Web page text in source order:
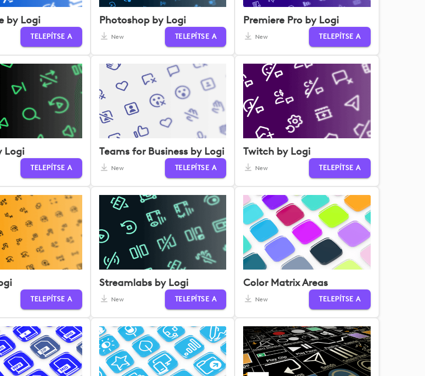
by Logi
TELEPÍTSE A
Photoshop by Logi
New TELEPÍTSE A
Premiere Pro by Logi
New TELEPÍTSE A
Logi
TELEPÍTSE A
Teams for Business by Logi
New TELEPÍTSE A
Twitch by Logi
New TELEPÍTSE A
TELEPÍTSE A
Streamlabs by Logi
New TELEPÍTSE A
Color Matrix Areas
New TELEPÍTSE A